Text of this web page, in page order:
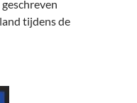
tijdens de